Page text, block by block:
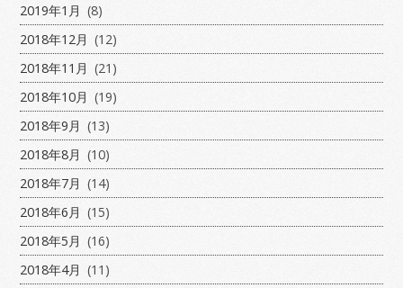
2019年1月 (8)
2018年12月 (12)
2018年11月 (21)
2018年10月 (19)
2018年9月 (13)
2018年8月 (10)
2018年7月 (14)
2018年6月 (15)
2018年5月 (16)
2018年4月 (11)